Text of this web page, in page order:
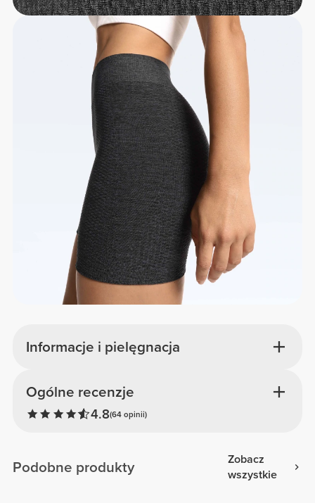
Informacje i pielęgnacja
Ogólne recenzje
4.8(64 opinii)
Podobne produkty
Zobacz
wszystkie